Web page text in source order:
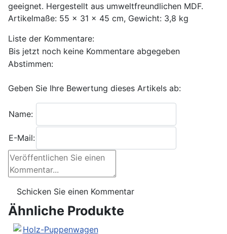
geeignet. Hergestellt aus umweltfreundlichen MDF.
Artikelmaße: 55 x 31 x 45 cm, Gewicht: 3,8 kg
Liste der Kommentare:
Bis jetzt noch keine Kommentare abgegeben
Abstimmen:
Geben Sie Ihre Bewertung dieses Artikels ab:
Name:
E-Mail:
Ähnliche Produkte